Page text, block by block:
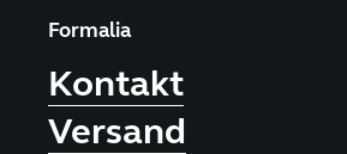
Formalia
Kontakt
Versand